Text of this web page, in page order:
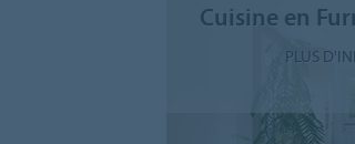
Cuisine en
PLUS